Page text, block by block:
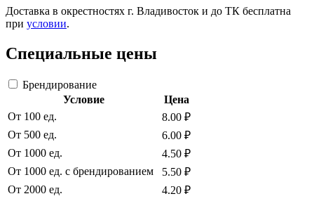
Доставка в окрестностях г. Владивосток и до ТК бесплатна
при условии.
Специальные цены
Брендирование
Условие
Цена
От 100 ед.
8.00 ₽
От 500 ед.
6.00 ₽
От 1000 ед.
4.50 ₽
От 1000 ед. с брендированием
5.50 ₽
От 2000 ед.
4.20 ₽